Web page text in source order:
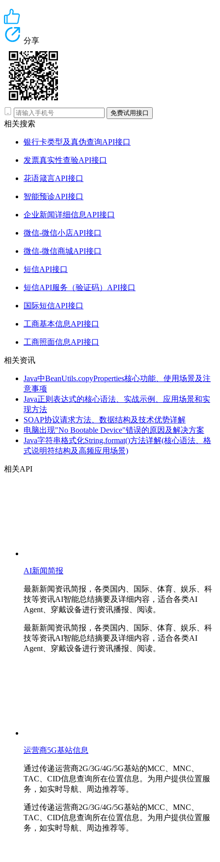
分享
免费试用接口
相关搜索
银行卡类型及真伪查询API接口
发票真实性查验API接口
花语箴言API接口
智能预诊API接口
企业新闻详细信息API接口
微信-微信小店API接口
微信-微信商城API接口
短信API接口
短信API服务（验证码）API接口
国际短信API接口
工商基本信息API接口
工商照面信息API接口
相关资讯
Java中BeanUtils.copyProperties核心功能、使用场景及注
意事项
Java正则表达式的核心语法、实战示例、应用场景和实
现方法
SOAP协议请求方法、数据结构及技术优势详解
电脑出现"No Bootable Device"错误的原因及解决方案
Java字符串格式化String.format()方法详解(核心语法、格
式说明符结构及高频应用场景)
相关API
AI新闻简报
最新新闻资讯简报，各类国内、国际、体育、娱乐、科
技等资讯AI智能总结摘要及详细内容，适合各类AI
Agent、穿戴设备进行资讯播报、阅读。
最新新闻资讯简报，各类国内、国际、体育、娱乐、科
技等资讯AI智能总结摘要及详细内容，适合各类AI
Agent、穿戴设备进行资讯播报、阅读。
运营商5G基站信息
通过传递运营商2G/3G/4G/5G基站的MCC、MNC、
TAC、CID信息查询所在位置信息。为用户提供位置服
务，如实时导航、周边推荐等。
通过传递运营商2G/3G/4G/5G基站的MCC、MNC、
TAC、CID信息查询所在位置信息。为用户提供位置服
务，如实时导航、周边推荐等。